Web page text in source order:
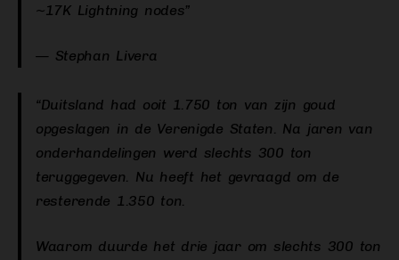
~17K Lightning nodes”
— Stephan Livera
“Duitsland had ooit 1.750 ton van zijn goud
opgeslagen in de Verenigde Staten. Na jaren van
onderhandelingen werd slechts 300 ton
teruggegeven. Nu heeft het gevraagd om de
resterende 1.350 ton.
Waarom duurde het drie jaar om slechts 300 ton